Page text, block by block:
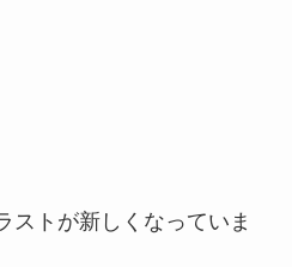
ストが新しくなっていま